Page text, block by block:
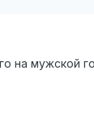
мужской